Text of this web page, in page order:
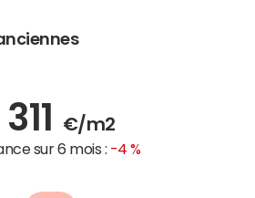
€/m2
sur 6 mois : -4 %